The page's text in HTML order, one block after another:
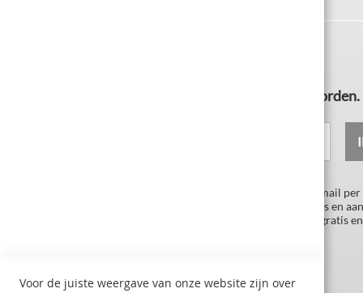
Nieuwsbrief abonneren en VIP-klant worden.
Als VIP-abonnement ontvangt u maximaal één e-mail per
manier sturen wij u exclusieve kortingen, vouchers en
nu aan onze abonnees aanbieden. Deze service is gratis
Voor de juiste weergave van onze website zijn over